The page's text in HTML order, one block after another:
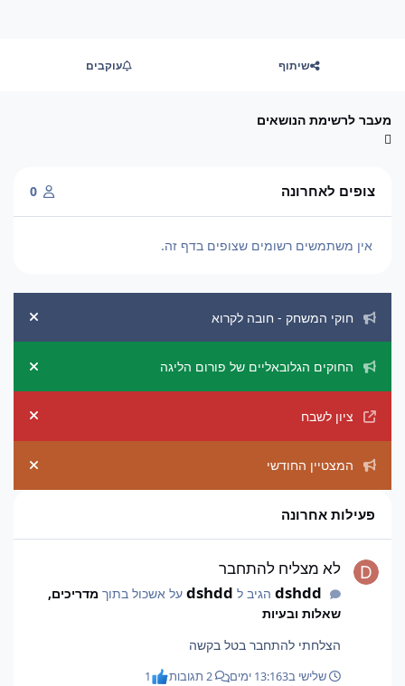
שיתוף עוקבים
מעבר לרשימת הנושאים
צופים לאחרונה 0
אין משתמשים רשומים שצופים בדף זה.
חוקי המשחק - חובה לקרוא
החוקים הגלובאליים של פורום הליגה
ציון לשבח
המצטיין החודשי
פעילות אחרונה
לא מצליח להתחבר
dshddהגיב ל dshddעל אשכול בתוך מדריכים,
שאלות ובעיות
הצלחתי להתחבר בטל בקשה
שלישי ב13:163 ימים 1